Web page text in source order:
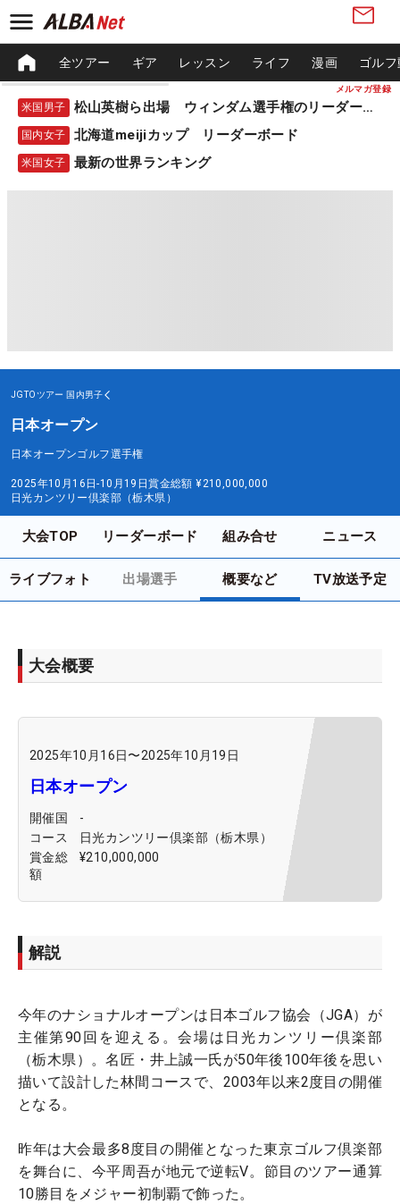
メルマガ登録
全ツアー ギア レッスン ライフ 漫画 ゴル
米国男子 松山英樹ら出場 ウィンダム選手権のリーダーボード
国内女子 北海道meijiカップ リーダーボード
米国女子 最新の世界ランキング
JGTOツアー 国内男子
日本オープン
日本オープンゴルフ選手権
2025年10月16日-10月19日賞金総額 ¥210,000,000
日光カンツリー倶楽部（栃木県）
大会TOP リーダーボード 組み合せ ニュース
ライブフォト 出場選手 概要など TV放送予定
大会概要
2025年10月16日〜2025年10月19日
日本オープン
開催国
-
コース
日光カンツリー倶楽部（栃木県）
賞金総
額
¥210,000,000
解説
今年のナショナルオープンは日本ゴルフ協会（JGA）が
主催第90回を迎える。会場は日光カンツリー倶楽部
（栃木県）。名匠・井上誠一氏が50年後100年後を思い
描いて設計した林間コースで、2003年以来2度目の開催
となる。
昨年は大会最多8度目の開催となった東京ゴルフ倶楽部
を舞台に、今平周吾が地元で逆転V。節目のツアー通算
10勝目をメジャー初制覇で飾った。